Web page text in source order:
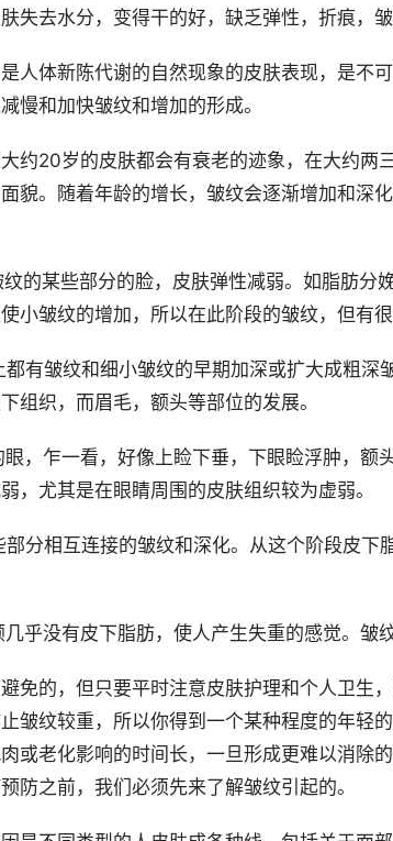
肤失去水分，变得干的好，缺乏弹性，折痕，皱
人体新陈代谢的自然现象的皮肤表现，是不
慢和加快皱纹和增加的形成。
约20岁的皮肤都会有衰老的迹象，在大约两
貌。随着年龄的增长，皱纹会逐渐增加和深
的某些部分的脸，皮肤弹性减弱。如脂肪分
小皱纹的增加，所以在此阶段的皱纹，但有
有皱纹和细小皱纹的早期加深或扩大成粗深
组织，而眉毛，额头等部位的发展。
，乍一看，好像上睑下垂，下眼睑浮肿，额
，尤其是在眼睛周围的皮肤组织较为虚弱。
分相互连接的皱纹和深化。从这个阶段皮下
乎没有皮下脂肪，使人产生失重的感觉。皱
免的，但只要平时注意皮肤护理和个人卫生
皱纹较重，所以你得到一个某种程度的年轻
或老化影响的时间长，一旦形成更难以消除
防之前，我们必须先来了解皱纹引起的。